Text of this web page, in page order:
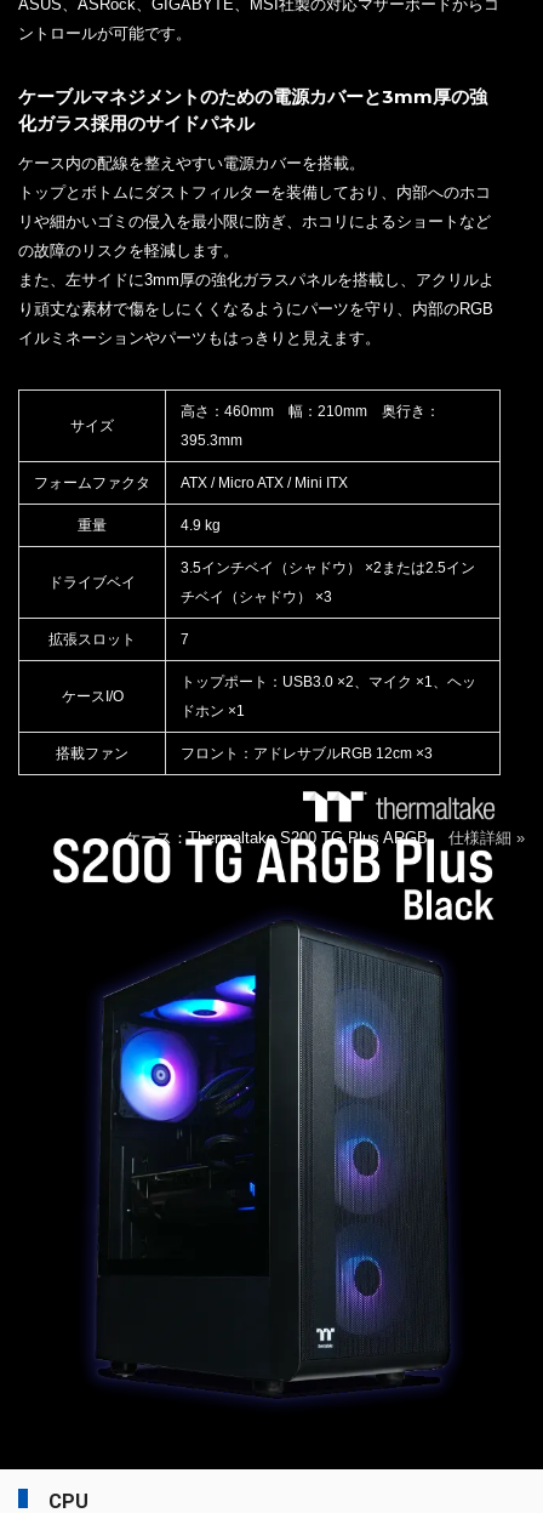
ASUS、ASRock、GIGABYTE、MSI社製の対応マザーボードからコ
ントロールが可能です。
ケーブルマネジメントのための電源カバーと3mm厚の強
化ガラス採用のサイドパネル
ケース内の配線を整えやすい電源カバーを搭載。
トップとボトムにダストフィルターを装備しており、内部へのホコ
リや細かいゴミの侵入を最小限に防ぎ、ホコリによるショートなど
の故障のリスクを軽減します。
また、左サイドに3mm厚の強化ガラスパネルを搭載し、アクリルよ
り頑丈な素材で傷をしにくくなるようにパーツを守り、内部のRGB
イルミネーションやパーツもはっきりと見えます。
サイズ
高さ：460mm 幅：210mm 奥行き：
395.3mm
フォームファクタ ATX / Micro ATX / Mini ITX
重量 4.9 kg
ドライブベイ
3.5インチベイ（シャドウ） ×2または2.5イン
チベイ（シャドウ） ×3
拡張スロット 7
ケースI/O
トップポート：USB3.0 ×2、マイク ×1、ヘッ
ドホン ×1
搭載ファン フロント：アドレサブルRGB 12cm ×3
ケース：Thermaltake S200 TG Plus ARGB 仕様詳細 »
CPU